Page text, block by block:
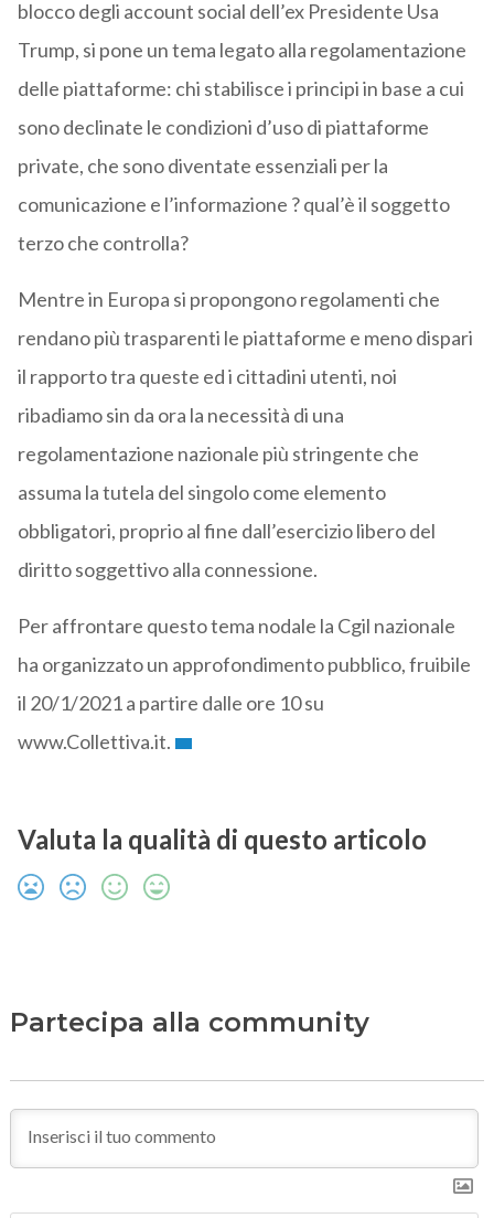
blocco degli account social dell’ex Presidente Usa
Trump, si pone un tema legato alla regolamentazione
delle piattaforme: chi stabilisce i principi in base a cui
sono declinate le condizioni d’uso di piattaforme
private, che sono diventate essenziali per la
comunicazione e l’informazione ? qual’è il soggetto
terzo che controlla?
Mentre in Europa si propongono regolamenti che
rendano più trasparenti le piattaforme e meno dispari
il rapporto tra queste ed i cittadini utenti, noi
ribadiamo sin da ora la necessità di una
regolamentazione nazionale più stringente che
assuma la tutela del singolo come elemento
obbligatori, proprio al fine dall’esercizio libero del
diritto soggettivo alla connessione.
Per affrontare questo tema nodale la Cgil nazionale
ha organizzato un approfondimento pubblico, fruibile
il 20/1/2021 a partire dalle ore 10 su
www.Collettiva.it.
Valuta la qualità di questo articolo
Partecipa alla community